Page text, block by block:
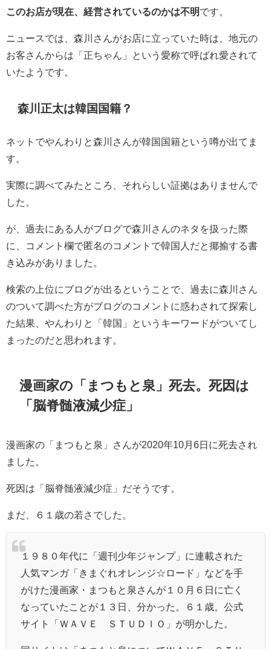
このお店が現在、経営されているのかは不明です。
ニュースでは、森川さんがお店に立っていた時は、地元の
お客さんからは「正ちゃん」という愛称で呼ばれ愛されて
いたようです。
森川正太は韓国国籍？
ネットでやんわりと森川さんが韓国国籍という噂が出てま
す。
実際に調べてみたところ、それらしい証拠はありませんで
した。
が、過去にある人がブログで森川さんのネタを扱った際
に、コメント欄で匿名のコメントで韓国人だと揶揄する書
き込みがありました。
検索の上位にブログが出るということで、過去に森川さん
のついて調べた方がブログのコメントに惑わされて探索し
た結果、やんわりと「韓国」というキーワードがついてし
まったのだと思われます。
漫画家の「まつもと泉」死去。死因は
「脳脊髄液減少症」
漫画家の「まつもと泉」さんが2020年10月6日に死去され
ました。
死因は「脳脊髄液減少症」だそうです。
まだ、６１歳の若さでした。
１９８０年代に「 週刊少年ジャンプ」に連載された
人気マンガ「 きまぐれオレンジ☆ロード 」などを手
がけた漫画家・まつもと泉さんが１０月６日に亡く
なっていたことが１３日、分かった。６１歳。公式
サイト「ＷＡＶＥ ＳＴＵＤＩＯ」が明かした。